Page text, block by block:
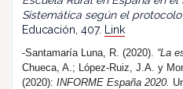
Sistemática según el protocolo
Educación, 407.
Link
-Santamaría Luna, R. (2020). “La
Chueca, A.; López-Ruiz, J.A. y
(2020): INFORME España 2020.